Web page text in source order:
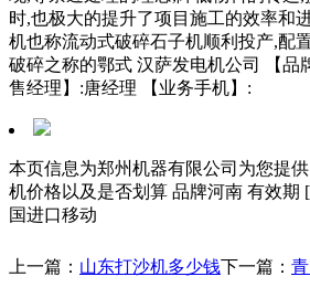
时,也极大的提升了项目施工的效率和
机也称流动式破碎石子机顺利投产,配
破碎之称的鄂式 汉萨发电机公司 【品
售经理】:唐经理 【业务手机】:
本页信息为郑州机器有限公司为您提
机价格以及是否划算 品牌河南 有效期
国进口移动
上一篇： 山东打沙机多少钱下一篇：